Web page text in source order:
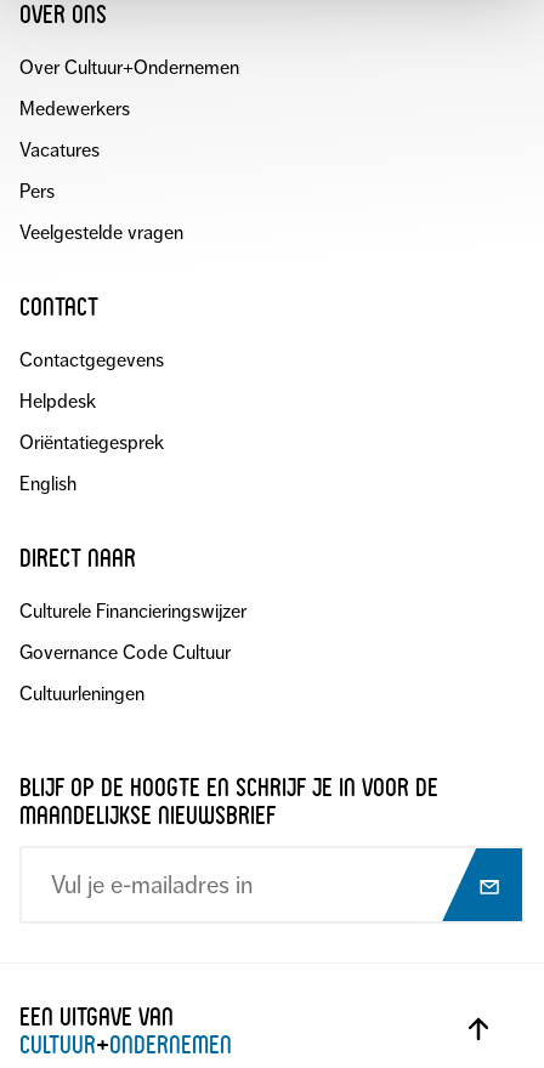
over ons
Over Cultuur+Ondernemen
Medewerkers
Vacatures
Pers
Veelgestelde vragen
contact
Contactgegevens
Helpdesk
Oriëntatiegesprek
English
direct naar
Culturele Financieringswijzer
Governance Code Cultuur
Cultuurleningen
blijf op de hoogte en schrijf je in voor de
maandelijkse nieuwsbrief
Een uitgave van
cultuur+ondernemen